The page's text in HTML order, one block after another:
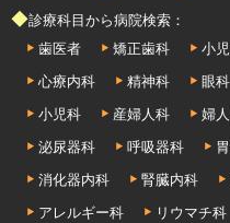
◆診療科目から病院検索：
歯医者
矯正歯科 小
心療内科
精神科 眼科
小児科
産婦人科 婦
泌尿器科
呼吸器科
消化器内科
腎臓内科
アレルギー科
リウマチ科